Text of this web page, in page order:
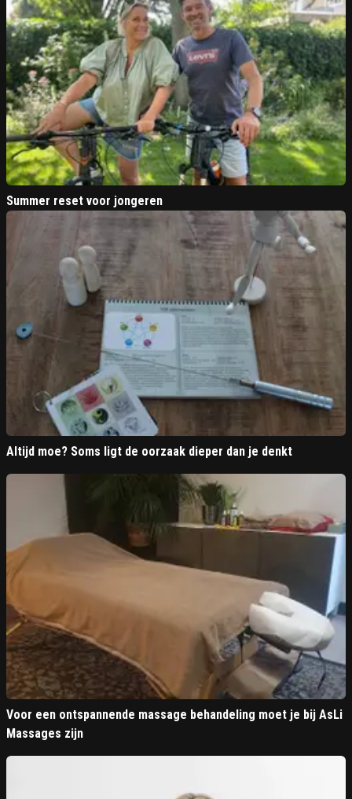
Summer reset voor jongeren
Altijd moe? Soms ligt de oorzaak dieper dan je denkt
Voor een ontspannende massage behandeling moet je bij AsLi
Massages zijn